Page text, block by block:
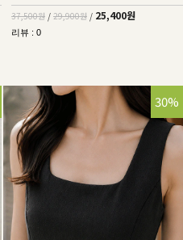
37,500원 / 29,900원 / 25,400원
리뷰 : 0
30%